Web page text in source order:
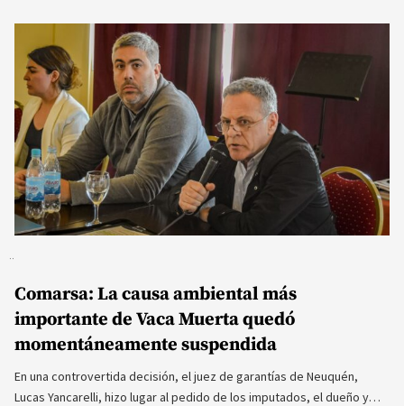
Comarsa: La causa ambiental más
importante de Vaca Muerta quedó
momentáneamente suspendida
En una controvertida decisión, el juez de garantías de Neuquén,
Lucas Yancarelli, hizo lugar al pedido de los imputados, el dueño y…